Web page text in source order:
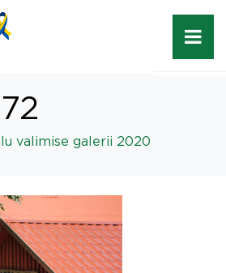
valimise galerii 2020